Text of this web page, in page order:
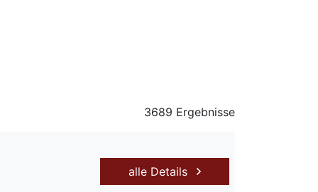
3689 Ergebnisse
alle Details